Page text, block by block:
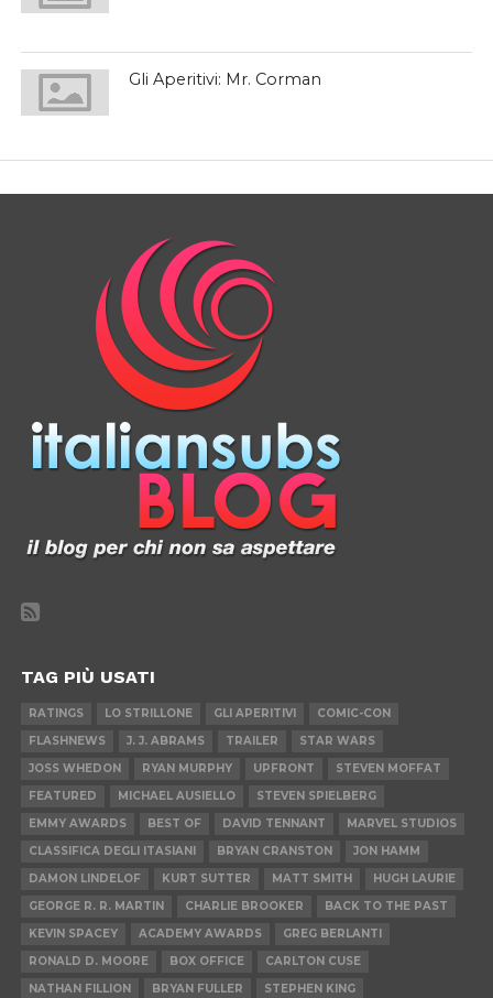
Gli Aperitivi: Mr. Corman
TAG PIÙ USATI
RATINGS LO STRILLONE GLI APERITIVI
COMIC-CON
FLASHNEWS
J. J. ABRAMS TRAILER
STAR WARS
JOSS WHEDON
RYAN MURPHY UPFRONT
STEVEN MOFFAT
FEATURED
MICHAEL AUSIELLO
STEVEN SPIELBERG
EMMY AWARDS
BEST OF DAVID TENNANT
MARVEL STUDIOS
CLASSIFICA DEGLI ITASIANI
BRYAN CRANSTON
JON HAMM
DAMON LINDELOF
KURT SUTTER MATT SMITH
HUGH LAURIE
GEORGE R. R. MARTIN
CHARLIE BROOKER
BACK TO THE PAST
KEVIN SPACEY
ACADEMY AWARDS
GREG BERLANTI
RONALD D. MOORE
BOX OFFICE
CARLTON CUSE
NATHAN FILLION
BRYAN FULLER STEPHEN KING